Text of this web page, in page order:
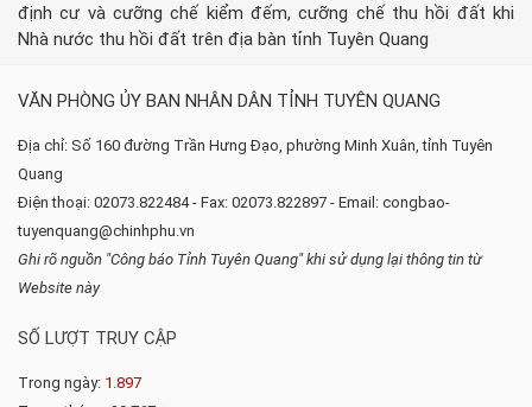
định cư và cưỡng chế kiểm đếm, cưỡng chế thu hồi đất khi
Nhà nước thu hồi đất trên địa bàn tỉnh Tuyên Quang
VĂN PHÒNG ỦY BAN NHÂN DÂN TỈNH TUYÊN QUANG
Địa chỉ: Số 160 đường Trần Hưng Đạo, phường Minh Xuân, tỉnh Tuyên
Quang
Điện thoại: 02073.822484 - Fax: 02073.822897 - Email: congbao-
tuyenquang@chinhphu.vn
Ghi rõ nguồn "Công báo Tỉnh Tuyên Quang" khi sử dụng lại thông tin từ
Website này
SỐ LƯỢT TRUY CẬP
Trong ngày: 1.897